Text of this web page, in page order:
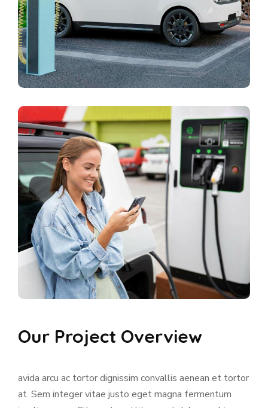
Our Project Overview
avida arcu ac tortor dignissim convallis aenean et tortor
at. Sem integer vitae justo eget magna fermentum